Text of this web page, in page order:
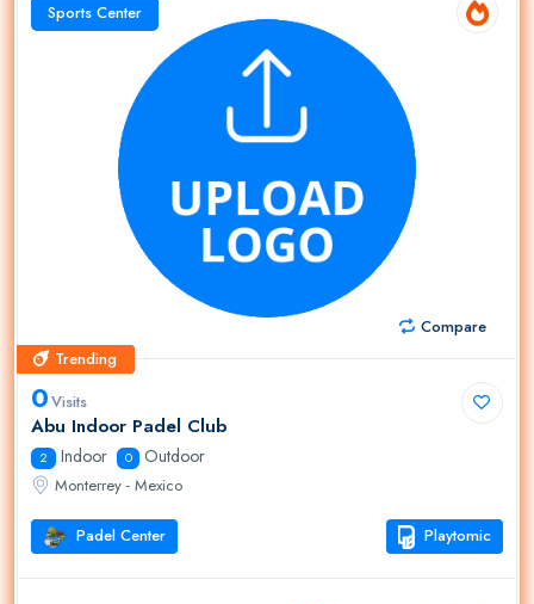
Sports Center
Compare
Trending
Trending
0Visits
Abu Indoor Padel Club
2 Indoor 0 Outdoor
Monterrey - Mexico
Padel Center Playtomic